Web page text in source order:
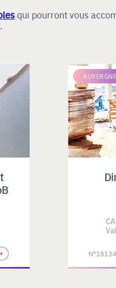
qui pourront vous
.
N°18134